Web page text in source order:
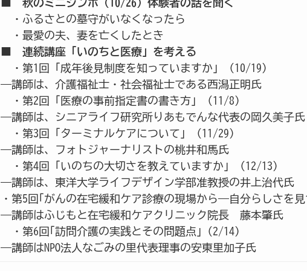
秋のミニシンポ（10/26）体験者の話を聞く
・ふるさとの墓守がいなくなったら
・最愛の夫、妻を亡くしたとき
連続講座「いのちと医療」を考える
・第1回「成年後見制度を知っていますか」（10/19）
―講師は、介護福祉士・社会福祉士である西潟正明氏
・第2回「医療の事前指定書の書き方」（11/8）
―講師は、シニアライフ研究所りあもでんな代表の岡久美子氏
・第3回「ターミナルケアについて」（11/29）
―講師は、フォトジャーナリストの桃井和馬氏
・第4回「いのちの大切さを教えていますか」（12/13）
―講師は、東洋大学ライフデザイン学部准教授の井上治代氏
・第5回｢がんの在宅緩和ケア診療の現場から―自分らしさを
―講師はふじもと在宅緩和ケアクリニック院長 藤本肇氏
・第6回｢訪問介護の実践とその問題点｣（2/14）
―講師はNPO法人なごみの里代表理事の安東里加子氏